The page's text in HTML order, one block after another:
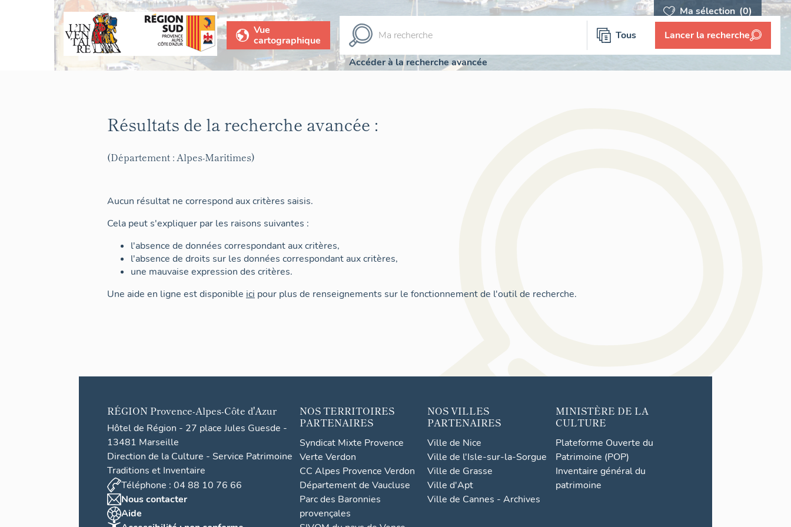
Ma sélection (0)
Vue
cartographique
Tous Lancer la recherche
Accéder à la recherche avancée
Résultats de la recherche avancée :
(Département : Alpes-Maritimes)
Aucun résultat ne correspond aux critères saisis.
Cela peut s'expliquer par les raisons suivantes :
l'absence de données correspondant aux critères,
l'absence de droits sur les données correspondant aux critères,
une mauvaise expression des critères.
Une aide en ligne est disponible ici pour plus de renseignements sur le fonctionnement de l'outil de recherche.
RÉGION Provence-Alpes-Côte d'Azur
Hôtel de Région - 27 place Jules Guesde -
13481 Marseille
Direction de la Culture - Service Patrimoine
Traditions et Inventaire
Téléphone : 04 88 10 76 66
Nous contacter
Aide
NOS TERRITOIRES
PARTENAIRES
Syndicat Mixte Provence
Verte Verdon
CC Alpes Provence Verdon
Département de Vaucluse
Parc des Baronnies
provençales
NOS VILLES
PARTENAIRES
Ville de Nice
Ville de l'Isle-sur-la-Sorgue
Ville de Grasse
Ville d'Apt
Ville de Cannes - Archives
MINISTÈRE DE LA
CULTURE
Plateforme Ouverte du
Patrimoine (POP)
Inventaire général du
patrimoine